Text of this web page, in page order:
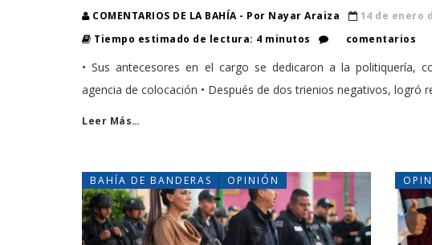
COMENTARIOS DE LA BAHÍA - Por Nayar Araiza
14 de enero
Tiempo estimado de lectura: 4 minutos
comentarios
• Sus antecesores en el cargo se dedicaron a la politiquería,
agencia de colocación • Después de dos trienios negativos, logró
Leer Más…
BAHÍA DE BANDERAS OPINIÓN